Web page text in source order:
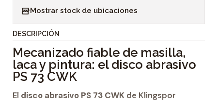
i
d
a
d
Mostrar stock de ubicaciones
DESCRIPCIÓN
Mecanizado fiable de masilla,
laca y pintura: el disco abrasivo
PS 73 CWK
El disco abrasivo PS 73 CWKde Klingspor